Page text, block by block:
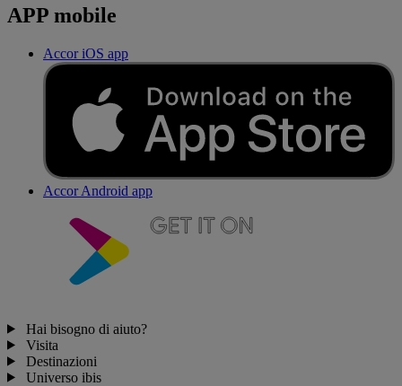
APP mobile
Accor iOS app
Accor Android app
Hai bisogno di aiuto?
Visita
Destinazioni
Universo ibis